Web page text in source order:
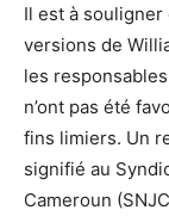
Il est à souligner
versions de
les
n’ont pas été
fins limiers. Un
signifié au
Cameroun